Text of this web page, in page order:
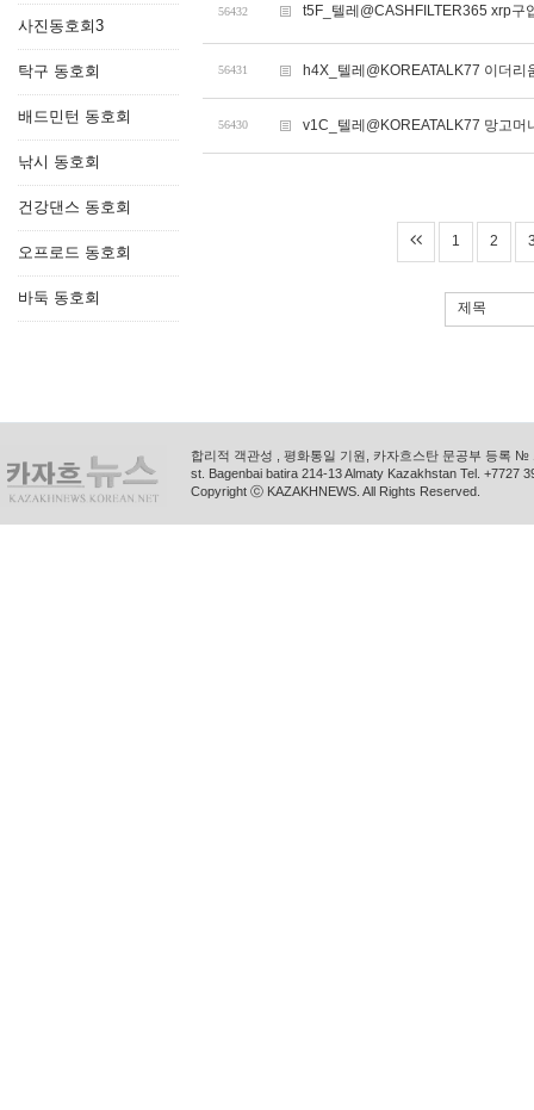
사진동호회3
탁구 동호회
배드민턴 동호회
낚시 동호회
건강댄스 동호회
오프로드 동호회
바둑 동호회
56432 t5F_텔레@CASHFILTER365 xrp구
56431 h4X_텔레@KOREATALK77 이더
56430 v1C_텔레@KOREATALK77 망고머
1 2
제목
합리적 객관성 , 평화통일 기원, 카자흐스탄 문공부 등록
st. Bagenbai batira 214-13 Almaty Kazakhstan Tel. +7727
Copyright ⓒ KAZAKHNEWS. All Rights Reserved.